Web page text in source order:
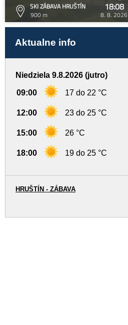
SKI ZÁBAVA HRUŠTÍN
900 m
18:08
8. 8. 2026
Aktualne info
Niedziela 9.8.2026 (jutro)
09:00 17 do 22 °C
12:00 23 do 25 °C
15:00 26 °C
18:00 19 do 25 °C
HRUŠTÍN - ZÁBAVA